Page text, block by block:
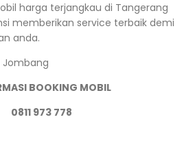
harga terjangkau di Tangerang
memberikan service terbaik demi
anda.
BOOKING MOBIL
0811 973 778